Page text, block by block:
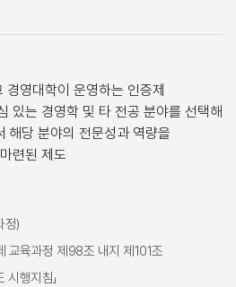
경영대학이 운영하는 인증제
있는 경영학 및 타 전공 분야를 선택해
해당 분야의 전문성과 역량을
련된 제도
정)
교육과정 제98조 내지 제101조
시행지침」